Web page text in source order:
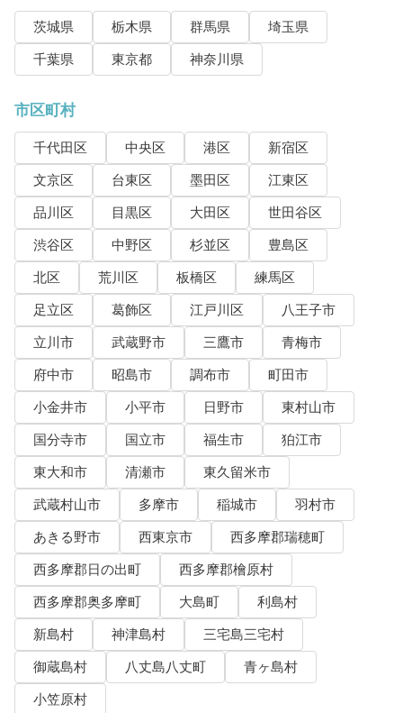
茨城県 栃木県 群馬県
埼玉県
千葉県
東京都 神奈川県
市区町村
千代田区 中央区 港区
新宿区
文京区
台東区 墨田区
江東区
品川区
目黒区 大田区
世田谷区
渋谷区
中野区 杉並区
豊島区
北区
荒川区 板橋区
練馬区
足立区
葛飾区 江戸川区
八王子市
立川市
武蔵野市 三鷹市
青梅市
府中市
昭島市 調布市
町田市
小金井市
小平市 日野市
東村山市
国分寺市
国立市 福生市
狛江市
東大和市
清瀬市
東久留米市
武蔵村山市
多摩市 稲城市
羽村市
あきる野市
西東京市
西多摩郡瑞穂町
西多摩郡日の出町
西多摩郡檜原村
西多摩郡奥多摩町
大島町
利島村
新島村
神津島村
三宅島三宅村
御蔵島村
八丈島八丈町
青ヶ島村
小笠原村